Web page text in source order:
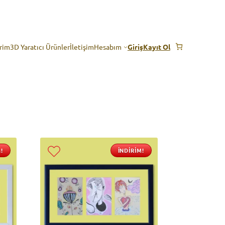
3D Yaratıcı ÜrünlerİletişimHesabım GirişKayıt Ol
İNDIRIM!